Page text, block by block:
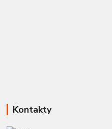
Kontakty